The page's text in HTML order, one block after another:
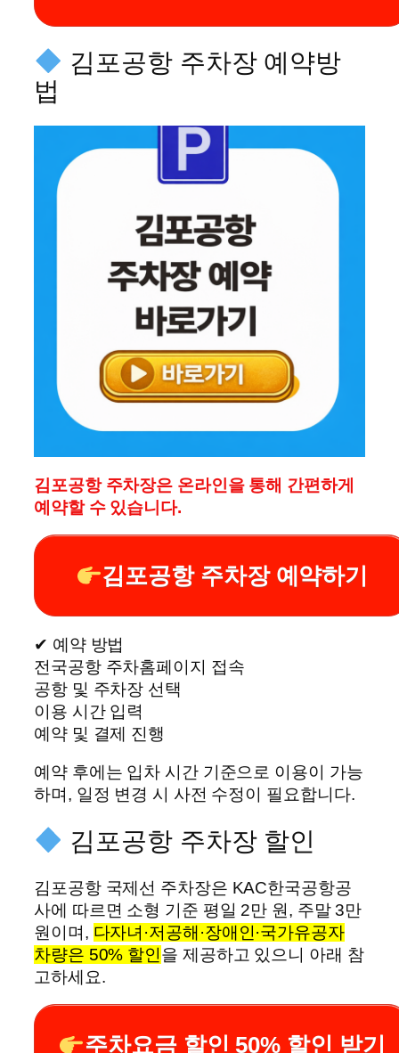
김포공항 주차장 예약방
법
김포공항 주차장은 온라인을 통해 간편하게
예약할 수 있습니다.
김포공항 주차장 예약하기
✔ 예약 방법
전국공항 주차홈페이지 접속
공항 및 주차장 선택
이용 시간 입력
예약 및 결제 진행
예약 후에는 입차 시간 기준으로 이용이 가능
하며, 일정 변경 시 사전 수정이 필요합니다.
김포공항 주차장 할인
김포공항 국제선 주차장은 KAC한국공항공
사에 따르면 소형 기준 평일 2만 원, 주말 3만
원이며, 다자녀·저공해·장애인·국가유공자
차량은 50% 할인을 제공하고 있으니 아래 참
고하세요.
주차요금 할인 50% 할인 받기